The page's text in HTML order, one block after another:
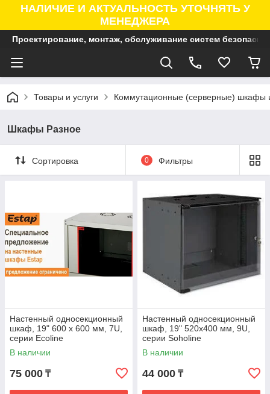
НАЛИЧИЕ И АКТУАЛЬНОСТЬ УТОЧНЯТЬ У
МЕНЕДЖЕРА
Проектирование, монтаж, обслуживание систем
Товары и услуги Коммутационные (серверные) шкафы
Шкафы Разное
Сортировка 0 Фильтры
Настенный односекционный
шкаф, 19" 600 х 600 мм, 7U,
серии Ecoline
В наличии
75 000 ₸
Настенный односекционный
шкаф, 19" 520x400 мм, 9U,
серии Soholine
В наличии
44 000 ₸